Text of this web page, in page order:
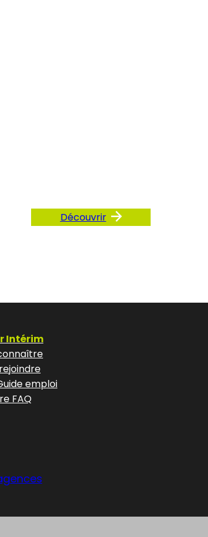
Découvrir
Intérim
emploi
FAQ